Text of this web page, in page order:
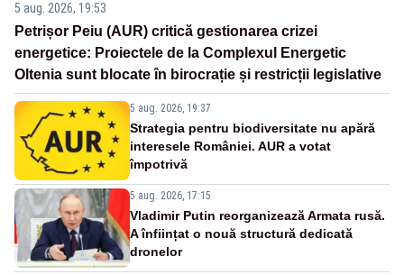
5 aug. 2026, 19:53
Petrișor Peiu (AUR) critică gestionarea crizei
energetice: Proiectele de la Complexul Energetic
Oltenia sunt blocate în birocrație și restricții legislative
5 aug. 2026, 19:37
Strategia pentru biodiversitate nu apără
interesele României. AUR a votat
împotrivă
5 aug. 2026, 17:15
Vladimir Putin reorganizează Armata rusă.
A înființat o nouă structură dedicată
dronelor